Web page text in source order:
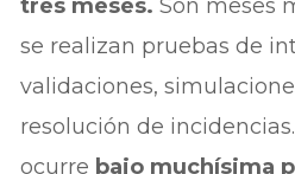
tres meses. Son meses
se realizan pruebas de
validaciones,
resolución de
ocurre bajo muchísima